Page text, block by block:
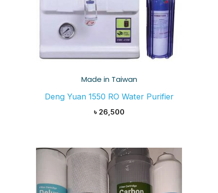
Made in Taiwan
Deng Yuan 1550 RO Water Purifier
৳ 26,500